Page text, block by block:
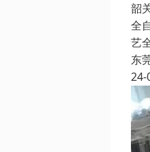
韶
全
艺
东
24-